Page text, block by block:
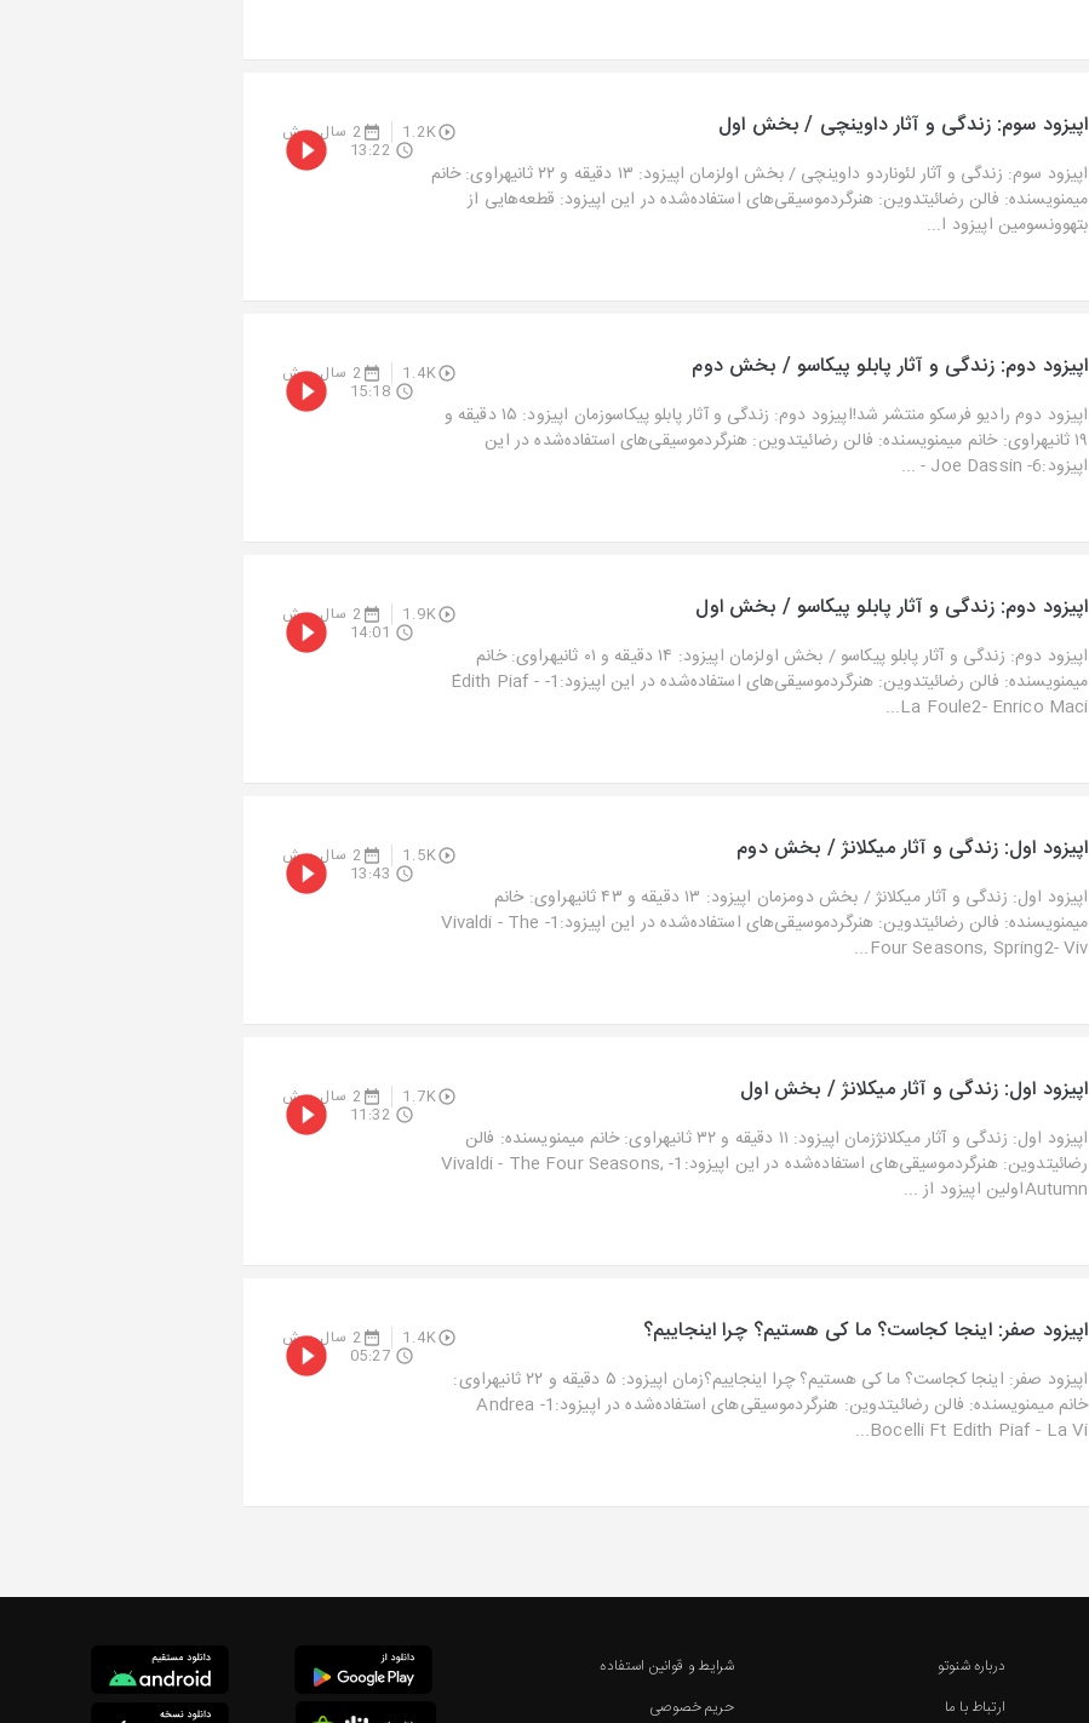
اپیزود سوم: زندگی و آثار داوینچی / بخش اول 1.2K 2 سال پیش
اپیزود سوم: زندگی و آثار لئوناردو داوینچی / بخش اولزمان اپیزود: ۱۳ دقیقه و ۲۲ ثانیهراوی: خانم
میمنویسنده: فالن رضائیتدوین: هنرگردموسیقی‌های استفاده‌شده در این اپیزود: قطعه‌هایی از
بتهوونسومین اپیزود ا...
13:22
اپیزود دوم: زندگی و آثار پابلو پیکاسو / بخش دوم 1.4K 2 سال پیش
اپیزود دوم رادیو فرسکو منتشر شد!اپیزود دوم: زندگی و آثار پابلو پیکاسوزمان اپیزود: ۱۵ دقیقه و
۱۹ ثانیهراوی: خانم میمنویسنده: فالن رضائیتدوین: هنرگردموسیقی‌های استفاده‌شده در این
اپیزود:6- Joe Dassin - ...
15:18
اپیزود دوم: زندگی و آثار پابلو پیکاسو / بخش اول 1.9K 2 سال پیش
اپیزود دوم: زندگی و آثار پابلو پیکاسو / بخش اولزمان اپیزود: ۱۴ دقیقه و ۰۱ ثانیهراوی: خانم
میمنویسنده: فالن رضائیتدوین: هنرگردموسیقی‌های استفاده‌شده در این اپیزود:1- Édith Piaf -
La Foule2- Enrico Maci...
14:01
اپیزود اول: زندگی و آثار میکلانژ / بخش دوم 1.5K 2 سال پیش
اپیزود اول: زندگی و آثار میکلانژ / بخش دومزمان اپیزود: ۱۳ دقیقه و ۴۳ ثانیهراوی: خانم
میمنویسنده: فالن رضائیتدوین: هنرگردموسیقی‌های استفاده‌شده در این اپیزود:1- Vivaldi - The
Four Seasons, Spring2- Viv...
13:43
اپیزود اول: زندگی و آثار میکلانژ / بخش اول 1.7K 2 سال پیش
اپیزود اول: زندگی و آثار میکلانژزمان اپیزود: ۱۱ دقیقه و ۳۲ ثانیهراوی: خانم میمنویسنده: فالن
رضائیتدوین: هنرگردموسیقی‌های استفاده‌شده در این اپیزود:1- Vivaldi - The Four Seasons,
Autumnاولین اپیزود از ...
11:32
اپیزود صفر: اینجا کجاست؟ ما کی هستیم؟ چرا اینجاییم؟ 1.4K 2 سال پیش
اپیزود صفر: اینجا کجاست؟ ما کی هستیم؟ چرا اینجاییم؟زمان اپیزود: ۵ دقیقه و ۲۲ ثانیهراوی:
خانم میمنویسنده: فالن رضائیتدوین: هنرگردموسیقی‌های استفاده‌شده در اپیزود:1- Andrea
Bocelli Ft Edith Piaf - La Vi...
05:27
درباره شنوتو
ارتباط با ما
شرایط و قوانین استفاده
حریم خصوصی